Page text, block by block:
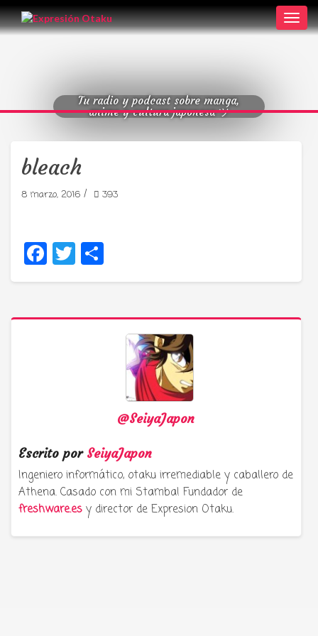
Tu radio y podcast sobre manga,
anime y cultura japonesa ツ
bleach
8 marzo, 2016 / 393
Facebook
Twitter
@SeiyaJapon
Escrito por SeiyaJapon
Ingeniero informático, otaku irremediable y caballero de
Athena. Casado con mi Stamba! Fundador de
freshware.es y director de Expresion Otaku.